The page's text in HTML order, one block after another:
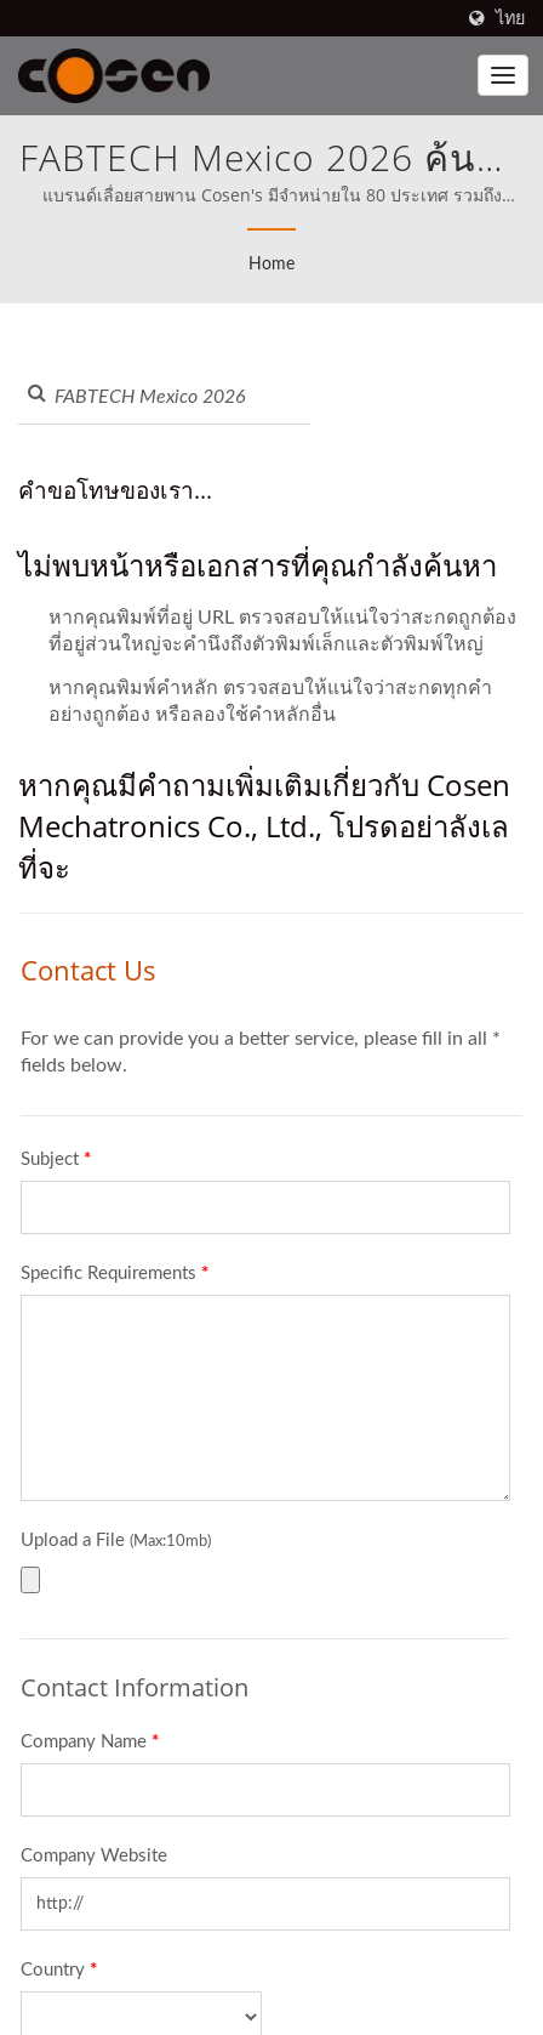
ไทย
FABTECH Mexico 2026 ค้นหา
เลื่อยวงเดือน |Cosen
Mechatronics Co., Ltd.
แบรนด์เลื่อยสายพาน Cosen's มีจำหน่ายใน 80 ประเทศ รวมถึง
Home
คำขอโทษของเรา...
ไม่พบหน้าหรือเอกสารที่คุณกำลังค้นหา
หากคุณพิมพ์ที่อยู่ URL ตรวจสอบให้แน่ใจว่าสะกดถูกต้อง
ที่อยู่ส่วนใหญ่จะคำนึงถึงตัวพิมพ์เล็กและตัวพิมพ์ใหญ่
หากคุณพิมพ์คำหลัก ตรวจสอบให้แน่ใจว่าสะกดทุกคำ
อย่างถูกต้อง หรือลองใช้คำหลักอื่น
หากคุณมีคำถามเพิ่มเติมเกี่ยวกับ Cosen
Mechatronics Co., Ltd., โปรดอย่าลังเล
ที่จะ